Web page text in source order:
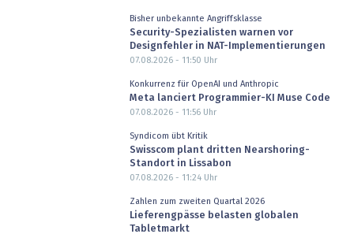
Bisher unbekannte Angriffsklasse
Security-Spezialisten warnen vor
Designfehler in NAT-Implementierungen
07.08.2026 - 11:50 Uhr
Konkurrenz für OpenAI und Anthropic
Meta lanciert Programmier-KI Muse Code
07.08.2026 - 11:56Uhr
Syndicom übt Kritik
Swisscom plant dritten Nearshoring-
Standort in Lissabon
07.08.2026 - 11:24Uhr
Zahlen zum zweiten Quartal 2026
Lieferengpässe belasten globalen
Tabletmarkt